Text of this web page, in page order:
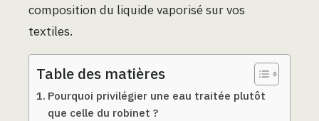
composition du liquide vaporisé sur vos
textiles.
Table des matières
Pourquoi privilégier une eau traitée plutôt
que celle du robinet ?